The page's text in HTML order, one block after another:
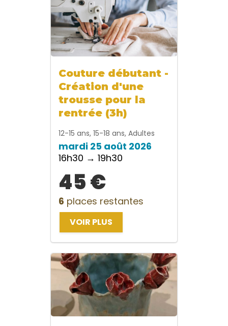
Couture débutant -
Création d'une
trousse pour la
rentrée (3h)
12-15 ans, 15-18 ans, Adultes
mardi 25 août 2026
16h30 → 19h30
45 €
6 places restantes
VOIR PLUS